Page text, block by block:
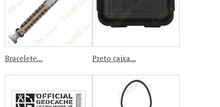
Bracelete... Preto caixa...